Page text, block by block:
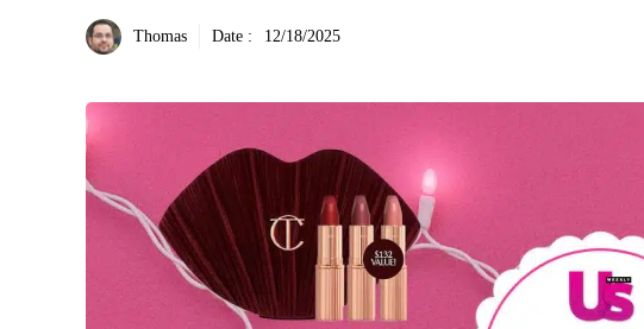
Thomas Date : 12/18/2025